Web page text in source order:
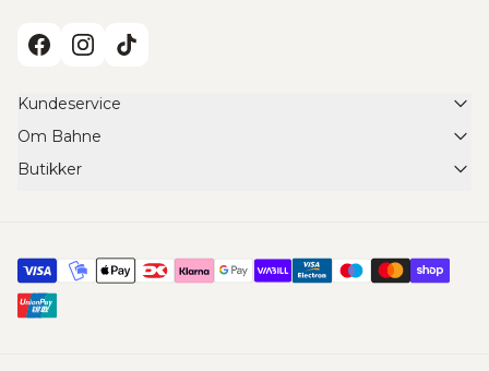
Kundeservice
FAQ
Retur- & bytteservice
Handelsbetingelser
Fragt
Om Bahne
Om Bahne
Vareinformation
Butikker
Shared Shopping
Tilmeld dig nyhedsbrev